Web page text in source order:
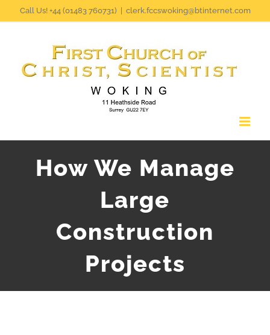
Skip
content
Call Us! +44 (01483 760731) clerk.fccswoking@btinternet.com
How We Manage
Large
Construction
Projects